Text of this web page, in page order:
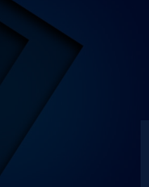
reportez-vous à
modifier ou retirer
à partir de la
personnaliser le contenu
relatives aux
trafic sur les sites
online. Retrouvez notre
personnelles en